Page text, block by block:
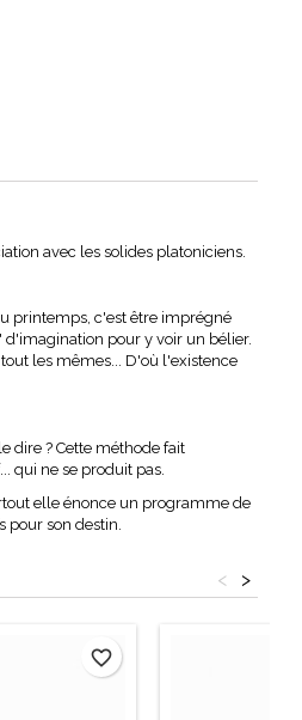
avec les solides platoniciens.
printemps, c'est être imprégné
d'imagination pour y voir un bélier.
les mêmes... D'où l'existence
dire ? Cette méthode fait
qui ne se produit pas.
elle énonce un programme de
son destin.
>
<
favorite_border